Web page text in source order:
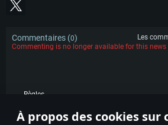
À propos des cookies sur
Commentaires (0)
Les
Commenting is no longer available for this news
Règles
POPULAIRE